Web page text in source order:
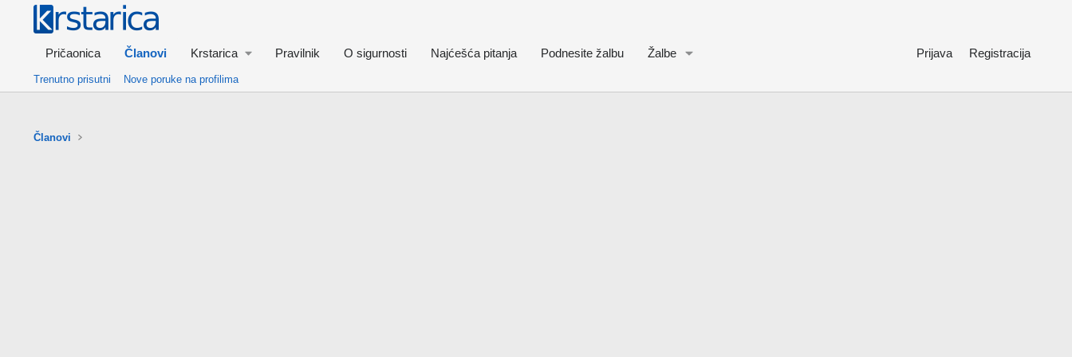
Pričaonica Članovi Krstarica Pravilnik O sigurnosti Najćešća pitanja Podnesite žalbu Žalbe Prijava Registracija
Trenutno prisutni Nove poruke na profilima
Članovi